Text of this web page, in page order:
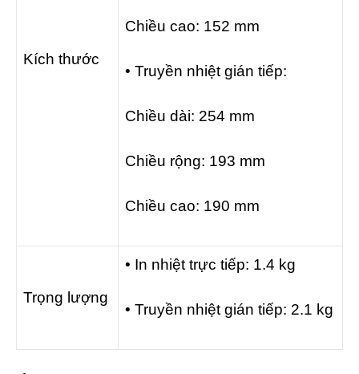
Kích thước
Chiều cao: 152 mm
• Truyền nhiệt gián tiếp:
Chiều dài: 254 mm
Chiều rộng: 193 mm
Chiều cao: 190 mm
Trọng lượng
• In nhiệt trực tiếp: 1.4 kg
• Truyền nhiệt gián tiếp: 2.1 kg